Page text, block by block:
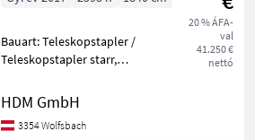
20 % ÁFA-
val
41.250 €
nettó
Bauart: Teleskopstapler /
Teleskopstapler starr,
6000mm, Bauhöhe:
1970mm, Beschreibung: Der
JCB 525-60 T4 ist ein
HDM GmbH
3354 Wolfsbach